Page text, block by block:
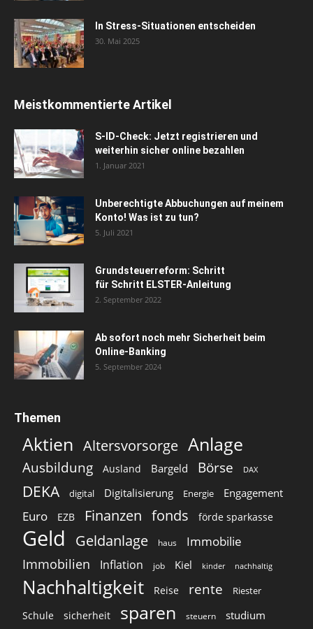
In Stress-Situationen entscheiden
30. Mai 2025
Meistkommentierte Artikel
S-ID-Check: Jetzt registrieren und
weiterhin sicher online bezahlen
1. Januar 2021
Unberechtigte Abbuchungen auf meinem
Konto! Was ist zu tun?
5. Juli 2021
Grundsteuerreform: Schritt
für Schritt ELSTER-Anleitung
2. September 2022
Ab sofort noch mehr Sicherheit beim
Online-Banking
5. September 2024
Themen
Aktien Altersvorsorge Anlage
Ausbildung Ausland Bargeld Börse DAX
DEKA digital Digitalisierung Energie Engagement
Euro EZB Finanzen fonds förde sparkasse
Geld Geldanlage haus Immobilie
Immobilien Inflation job Kiel kinder nachhaltig
Nachhaltigkeit Reise rente Riester
Schule sicherheit sparen steuern studium